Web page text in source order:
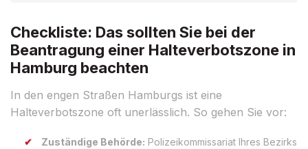
Checkliste: Das sollten Sie bei der
Beantragung einer Halteverbotszone in
Hamburg beachten
In den engen Straßen Hamburgs ist eine
Halteverbotszone oft unerlässlich. So gehen Sie vor:
Zuständige Behörde: Polizeikommissariat Ihres Bezirks